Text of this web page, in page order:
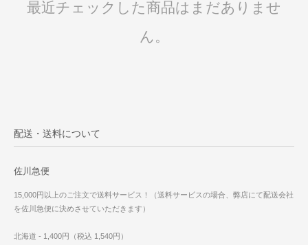
最近チェックした商品はまだありませ
ん。
配送・送料について
佐川急便
15,000円以上のご注文で送料サービス！（送料サービスの場合、弊店にて配送会社
を佐川急便に決めさせていただきます）
北海道 - 1,400円（税込 1,540円）